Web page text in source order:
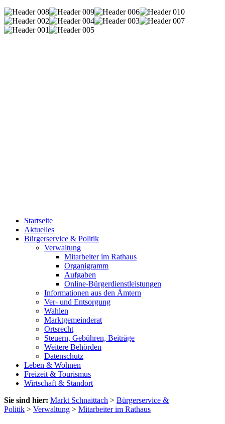
Startseite
Aktuelles
Bürgerservice & Politik
Verwaltung
Mitarbeiter im Rathaus
Organigramm
Aufgaben
Online-Bürgerdienstleistungen
Informationen aus den Ämtern
Ver- und Entsorgung
Wahlen
Marktgemeinderat
Ortsrecht
Steuern, Gebühren, Beiträge
Weitere Behörden
Datenschutz
Leben & Wohnen
Freizeit & Tourismus
Wirtschaft & Standort
Sie sind hier: Markt Schnaittach > Bürgerservice &
Politik > Verwaltung > Mitarbeiter im Rathaus